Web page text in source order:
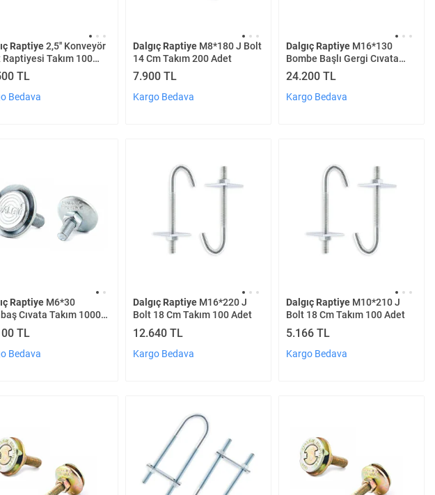
Raptiye2,5'' Konveyör
Raptiyesi Takım 100
TL
Bedava
Dalgıç RaptiyeM8*180 J Bolt
14 Cm Takım 200 Adet
7.900 TL
Kargo Bedava
Dalgıç RaptiyeM16*130
Bombe Başlı Gergi Cıvata
Takım 100 Adet
24.200 TL
Kargo Bedava
RaptiyeM6*30
Cıvata Takım 1000
TL
Bedava
Dalgıç RaptiyeM16*220 J
Bolt 18 Cm Takım 100 Adet
12.640 TL
Kargo Bedava
Dalgıç RaptiyeM10*210 J
Bolt 18 Cm Takım 100 Adet
5.166 TL
Kargo Bedava